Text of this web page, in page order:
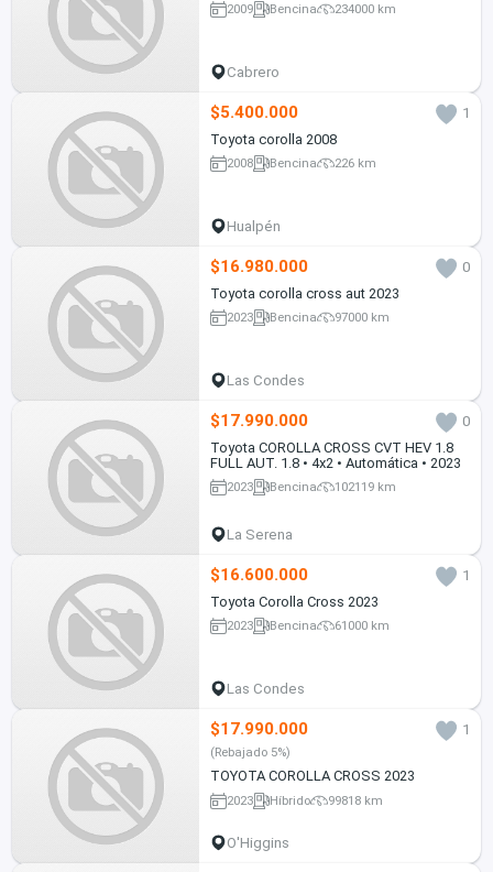
2009 Bencina 234000 km
Cabrero
$5.400.000
1
Toyota corolla 2008
2008 Bencina 226 km
Hualpén
$16.980.000
0
Toyota corolla cross aut 2023
2023 Bencina 97000 km
Las Condes
$17.990.000
0
Toyota COROLLA CROSS CVT HEV 1.8
FULL AUT. 1.8 • 4x2 • Automática • 2023
2023 Bencina 102119 km
La Serena
$16.600.000
1
Toyota Corolla Cross 2023
2023 Bencina 61000 km
Las Condes
$17.990.000 1
(Rebajado 5%)
TOYOTA COROLLA CROSS 2023
2023 Híbrido 99818 km
O'Higgins